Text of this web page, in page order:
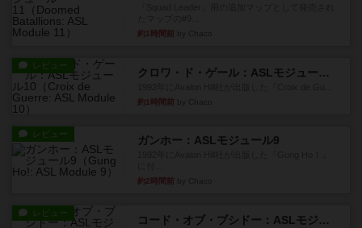
約1時間前
レビュー
クロワ・ド・ゲール：ASLモジュール10
約1時間前
レビュー ガンホー：ASLモジュール9
約2時間前
レビュー
コード・オブ・ブシドー：ASLモジュール8